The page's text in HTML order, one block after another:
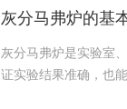
灰分马弗炉的基
灰分马弗炉是实验室
证实验结果准确，也